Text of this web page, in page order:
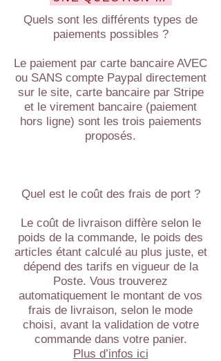
Quels sont les différents types de
paiements possibles ?
Le paiement par carte bancaire AVEC
ou SANS compte Paypal directement
sur le site, carte bancaire par Stripe
et le virement bancaire (paiement
hors ligne) sont les trois paiements
proposés.
Quel est le coût des frais de port ?
Le coût de livraison diffère selon le
poids de la commande, le poids des
articles étant calculé au plus juste, et
dépend des tarifs en vigueur de la
Poste. Vous trouverez
automatiquement le montant de vos
frais de livraison, selon le mode
choisi, avant la validation de votre
commande dans votre panier.
Plus d’infos ici